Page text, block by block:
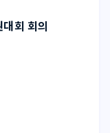
회 회의